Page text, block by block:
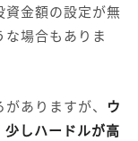
金額の設定が無
場合もありま
ありますが、 ウ
しハードルが高